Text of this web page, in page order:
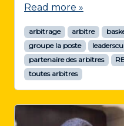
Read more »
arbitrage arbitre
groupe la poste
partenaire des arbitres
toutes arbitres